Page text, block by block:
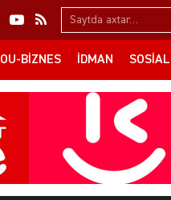
Search…
BIZNES İDMAN SOSIAL